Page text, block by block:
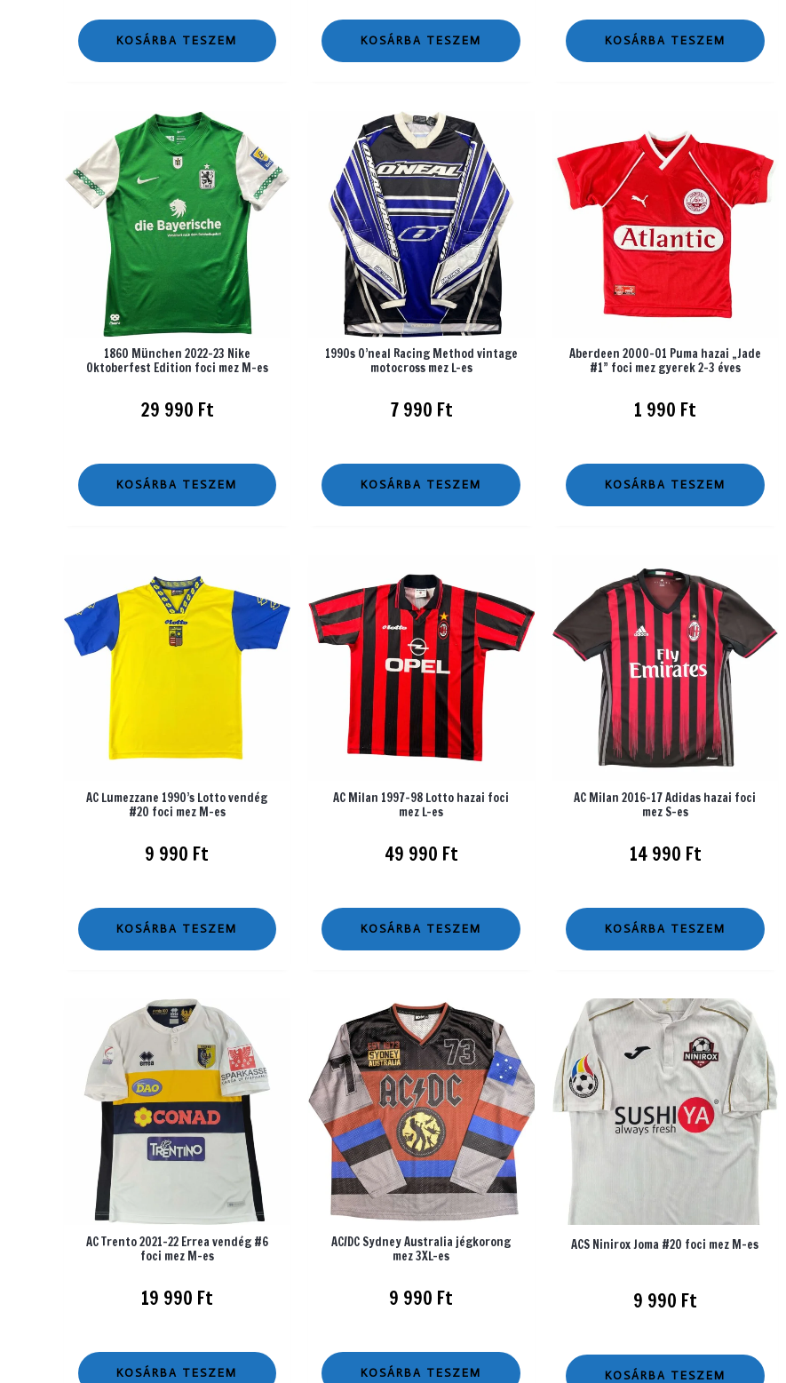
KOSÁRBA TESZEM KOSÁRBA TESZEM KOSÁRBA TESZEM
1860 München 2022-23 Nike
Oktoberfest Edition foci mez M-es
29 990 Ft
KOSÁRBA TESZEM
1990s O’neal Racing Method vintage
motocross mez L-es
7 990 Ft
KOSÁRBA TESZEM
Aberdeen 2000-01 Puma hazai „Jade
#1” foci mez gyerek 2-3 éves
1 990 Ft
KOSÁRBA TESZEM
AC Lumezzane 1990’s Lotto vendég
#20 foci mez M-es
9 990 Ft
KOSÁRBA TESZEM
AC Milan 1997-98 Lotto hazai foci
mez L-es
49 990 Ft
KOSÁRBA TESZEM
AC Milan 2016-17 Adidas hazai foci
mez S-es
14 990 Ft
KOSÁRBA TESZEM
AC Trento 2021-22 Errea vendég #6
foci mez M-es
19 990 Ft
KOSÁRBA TESZEM
AC/DC Sydney Australia jégkorong
mez 3XL-es
9 990 Ft
KOSÁRBA TESZEM
ACS Ninirox Joma #20 foci mez M-es
9 990 Ft
KOSÁRBA TESZEM